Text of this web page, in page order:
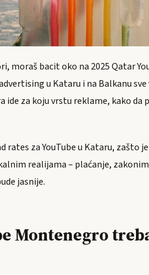
moraš bacit oko na 2025 Qatar
u Kataru i na Balkanu
za koju vrstu reklame, kako da
za YouTube u Kataru, zašto
realijama – plaćanje,
jasnije.
Montenegro